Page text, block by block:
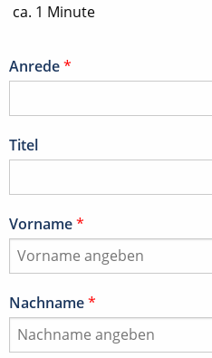
ca. 1 Minute
Anrede*
Titel
Vorname*
Nachname*